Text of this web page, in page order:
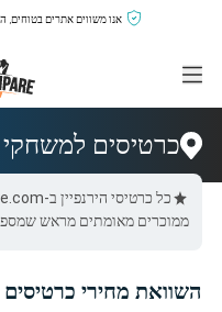
אנו משווים אתרים בטוחים,
כרטיסים למשחקי
ממוכרים מאומתים מראש שמספקים
השוואת מחירי כרטיסים